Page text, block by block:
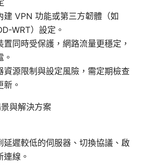
建 VPN 功能或第三方韌體（如
WRT）設定。
置同時受保護，網路流量更穩定，
資源限制與設定風險，需定期檢查
新。
與解決方案
延遲較低的伺服器、切換協議、啟
連線。